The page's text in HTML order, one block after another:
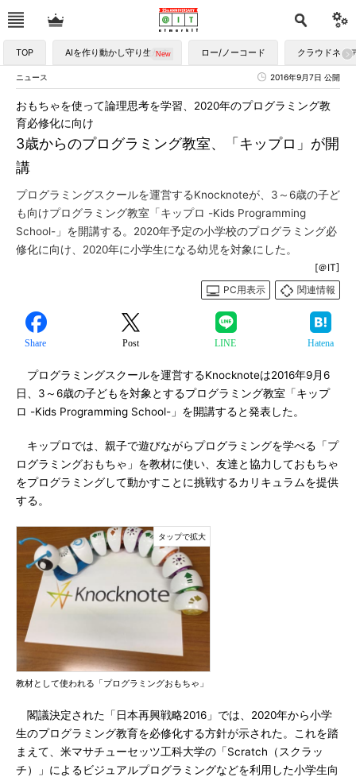
TOP AIを作り動かし守り生かす ロー/ノーコード クラウドネイ
ニュース 2016年9月7日 公開
3歳からのプログラミング教室、「キップロ」が開
講
おもちゃを使って論理思考を学習、2020年のプログラミング教
育必修化に向け
プログラミングスクールを運営するKnocknoteが、3～6歳の子ど
も向けプログラミング教室「キップロ -Kids Programming
School-」を開講する。2020年予定の小学校のプログラミング必
修化に向け、2020年に小学生になる幼児を対象にした。
[＠IT]
PC用表示
関連情報
Share Post LINE Hatena
プログラミングスクールを運営するKnocknoteは2016年9月6
日、3～6歳の子どもを対象とするプログラミング教室「キップ
ロ -Kids Programming School-」を開講すると発表した。
キップロでは、親子で遊びながらプログラミングを学べる「プ
ログラミングおもちゃ」を教材に使い、友達と協力しておもちゃ
をプログラミングして動かすことに挑戦するカリキュラムを提供
する。
教材として使われる「プログラミングおもちゃ」
閣議決定された「日本再興戦略2016」では、2020年から小学
生のプログラミング教育を必修化する方針が示された。これを踏
まえて、米マサチューセッツ工科大学の「Scratch（スクラッ
チ）」によるビジュアルプログラミングなどを利用した小学生向